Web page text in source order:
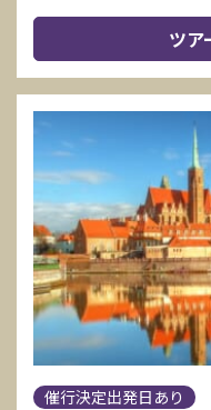
ツア
催行決定出発日あり